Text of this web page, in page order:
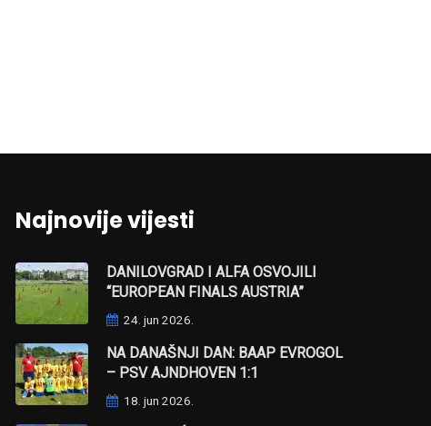
Najnovije vijesti
DANILOVGRAD I ALFA OSVOJILI
“EUROPEAN FINALS AUSTRIA”
24. jun 2026.
NA DANAŠNJI DAN: BAAP EVROGOL
– PSV AJNDHOVEN 1:1
18. jun 2026.